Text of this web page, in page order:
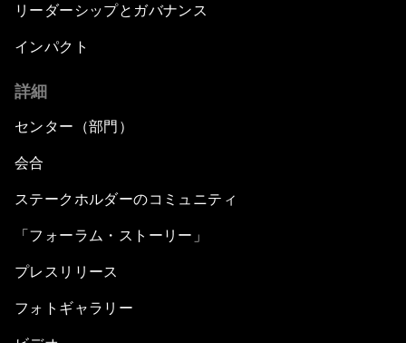
リーダーシップとガバナンス
インパクト
詳細
センター（部門）
会合
ステークホルダーのコミュニティ
「フォーラム・ストーリー」
プレスリリース
フォトギャラリー